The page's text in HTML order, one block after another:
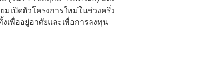
มเปิดตัวโครงการใหม่ในช่วงครึ่ง
เพื่ออยู่อาศัยและเพื่อการลงทุน